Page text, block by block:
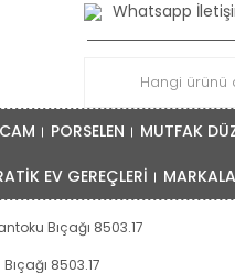
Whatsapp
CAM PORSELEN MUTFAK
EV GEREÇLERİ
Bıçağı 8503.17